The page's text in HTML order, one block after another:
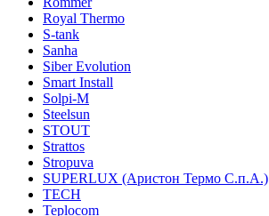
Royal Thermo
S-tank
Sanha
Siber Evolution
Smart Install
Solpi-M
Steelsun
STOUT
Strattos
Stropuva
SUPERLUX (Аристон Термо С.п.А.)
TECH
Teplocom